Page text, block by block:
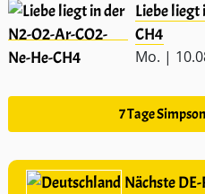
Liebe liegt
CH4
Mo. |
7 Tage
Nächste